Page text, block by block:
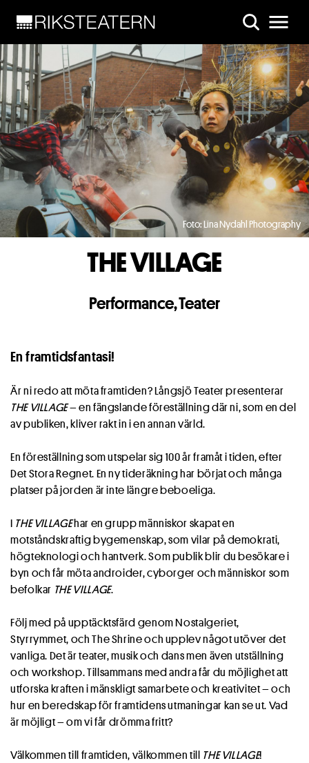
Foto: Lina Nydahl Photography
THE VILLAGE
Performance,Teater
En framtidsfantasi!
Är ni redo att möta framtiden? Långsjö Teater presenterar
THE VILLAGE– en fängslande föreställning där ni, som en del
av publiken, kliver rakt in i en annan värld.
En föreställning som utspelar sig 100 år framåt i tiden, efter
Det Stora Regnet. En ny tideräkning har börjat och många
platser på jorden är inte längre beboeliga.
I THE VILLAGEhar en grupp människor skapat en
motståndskraftig bygemenskap, som vilar på demokrati,
högteknologi och hantverk. Som publik blir du besökare i
byn och får möta androider, cyborger och människor som
befolkar THE VILLAGE.
Följ med på upptäcktsfärd genom Nostalgeriet,
Styrrymmet, och The Shrine och upplev något utöver det
vanliga. Det är teater, musik och dans men även utställning
och workshop. Tillsammans med andra får du möjlighet att
utforska kraften i mänskligt samarbete och kreativitet – och
hur en beredskap för framtidens utmaningar kan se ut. Vad
är möjligt – om vi får drömma fritt?
Välkommen till framtiden, välkommen till THE VILLAGE!